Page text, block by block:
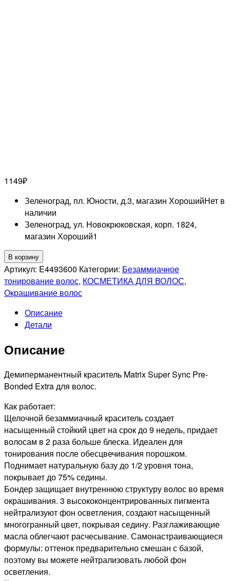
1149₽
Зеленоград, пл. Юности, д.3, магазин ХорошийНет в
наличии
Зеленоград, ул. Новокрюковская, корп. 1824,
магазин Хороший1
Количество
товара
MATRIX
PROFESSIONAL
SUPER
SYNC
СВЕТЛЫЙ
ГЛУБОКИЙ
НАТУРАЛЬНЫЙ
90мл
В корзину
Артикул: E4493600 Категории: Безаммиачное
тонирование волос, КОСМЕТИКА ДЛЯ ВОЛОС,
Окрашивание волос
Описание
Детали
Описание
Демиперманентный краситель Matrix Super Sync Pre-
Bonded Extra для волос.
Как работает:
Щелочной безаммиачный краситель создает
насыщенный стойкий цвет на срок до 9 недель, придает
волосам в 2 раза больше блеска. Идеален для
тонирования после обесцвечивания порошком.
Поднимает натуральную базу до 1/2 уровня тона,
покрывает до 75% седины.
Бондер защищает внутреннюю структуру волос во время
окрашивания. 3 высококонцентрированных пигмента
нейтрализуют фон осветления, создают насыщенный
многогранный цвет, покрывая седину. Разглаживающие
масла облегчают расчесывание. Самонастраивающиеся
формулы: оттенок предварительно смешан с базой,
поэтому вы можете нейтрализовать любой фон
осветления.